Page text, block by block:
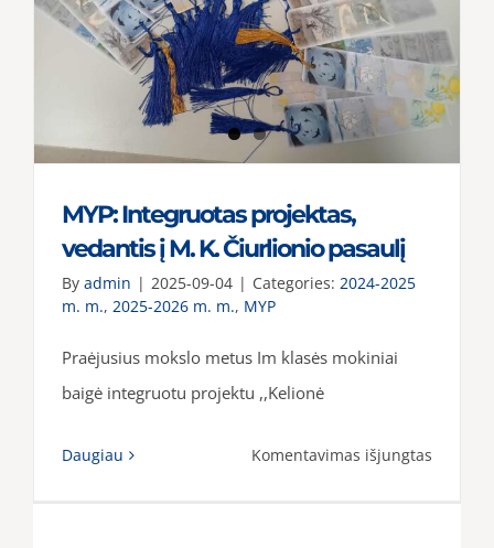
MYP: Integruotas projektas,
vedantis į M. K. Čiurlionio pasaulį
By admin | 2025-09-04 | Categories: 2024-2025
m. m., 2025-2026 m. m., MYP
Praėjusius mokslo metus Im klasės mokiniai
baigė integruotu projektu ,,Kelionė
Daugiau Komentavimas išjungtas